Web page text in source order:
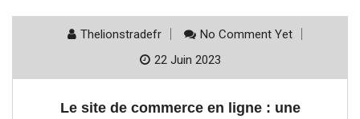
Thelionstradefr
No Comment Yet
22 Juin 2023
Le site de commerce en ligne : une